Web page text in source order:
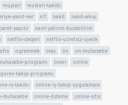
müşteri
musteri-takibi
yanıt-ver n11 nakit
nakit-akışı
yapılır
nasıl-yatırım-bulabilirim
netflix-değeri
netflix-ucretsiz-uyelik
ofis ogrenmek olay ön
on-muhasebe
programı öneri
online
takip-programı
is-takibi
online-iş-takip-uygulaması
muhasebe online-ödeme
online-ofis